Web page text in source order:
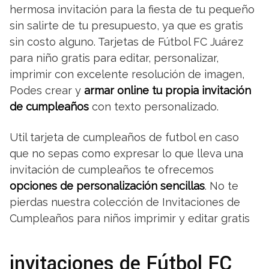
hermosa invitación para la fiesta de tu pequeño
sin salirte de tu presupuesto, ya que es gratis
sin costo alguno. Tarjetas de Fútbol FC Juárez
para niño gratis para editar, personalizar,
imprimir con excelente resolución de imagen,
Podes crear y armar online tu propia invitación
de cumpleaños con texto personalizado.
Util tarjeta de cumpleaños de futbol en caso
que no sepas como expresar lo que lleva una
invitación de cumpleaños te ofrecemos
opciones de personalización sencillas. No te
pierdas nuestra colección de Invitaciones de
Cumpleaños para niños imprimir y editar gratis